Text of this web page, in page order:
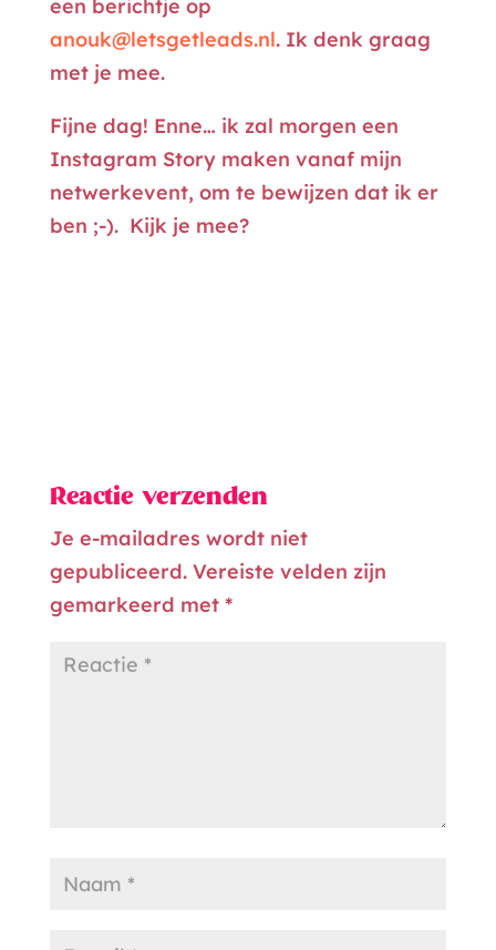
een berichtje op
anouk@letsgetleads.nl. Ik denk graag
met je mee.
Fijne dag! Enne… ik zal morgen een
Instagram Story maken vanaf mijn
netwerkevent, om te bewijzen dat ik er
ben ;-). Kijk je mee?
Reactie verzenden
Je e-mailadres wordt niet
gepubliceerd. Vereiste velden zijn
gemarkeerd met *